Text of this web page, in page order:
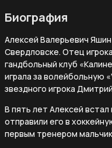
Биография
Алексей Валерьевич
Свердловске. Отец
гандбольный клуб
играла за волейбольную
звездного игрока
В пять лет Алексей
отправили его в
первым тренером